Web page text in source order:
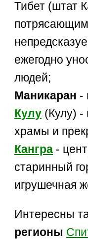
Тибет (штат
ежегодно
людей;
Маникаран -
Кулу (Кулу) -
храмы и
Кангра -
старинный
игрушечная
Интересны
регионы